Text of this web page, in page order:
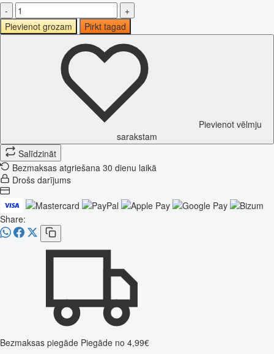
-
+
Pievienot grozam
Pirkt tagad
Pievienot vēlmju
sarakstam
Salīdzināt
Bezmaksas atgriešana 30 dienu laikā
Drošs darījums
Share:
Bezmaksas piegāde Piegāde no 4,99€